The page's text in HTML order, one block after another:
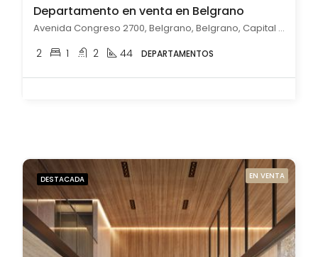
Departamento en venta en Belgrano
Avenida Congreso 2700, Belgrano, Belgrano, Capital Federal
2 1 2 44 DEPARTAMENTOS
DESTACADA EN VENTA